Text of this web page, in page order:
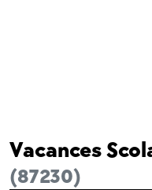
Vacances
(87230)